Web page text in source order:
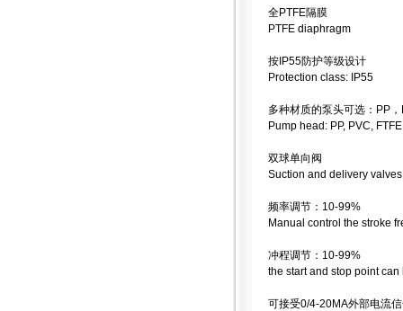
全PTFE隔膜
PTFE diaphragm
按IP55防护等级设计
Protection class: IP55
多种材质的泵头可选：PP
Pump head: PP, PVC,
双球单向阀
Suction and delivery
频率调节：10-99%
Manual control the stroke
冲程调节：10-99%
the start and stop point
可接受0/4-20MA外部电流